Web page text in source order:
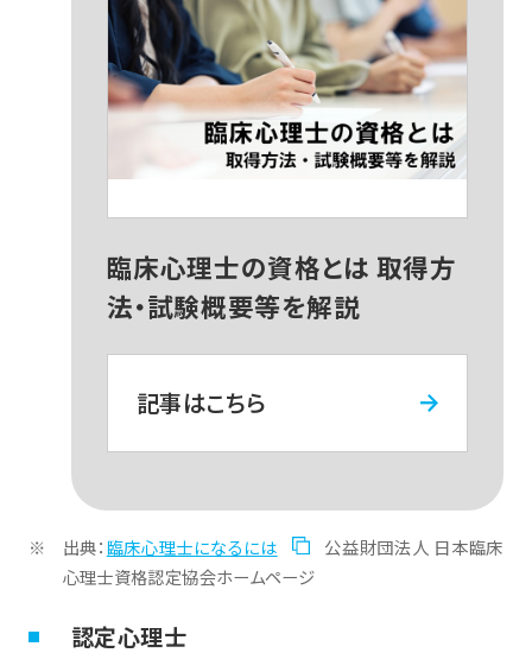
臨床心理士の資格とは 取得方
法・試験概要等を解説
記事はこちら
出典：臨床心理士になるには
公益財団法人 日本臨床
心理士資格認定協会ホームページ
認定心理士